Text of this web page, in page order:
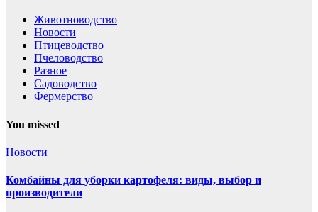
Животноводство
Новости
Птицеводство
Пчеловодство
Разное
Садоводство
Фермерство
You missed
Новости
Комбайны для уборки картофеля: виды, выбор и
производители